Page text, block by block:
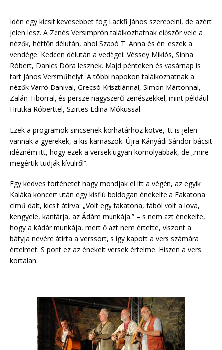
Idén egy kicsit kevesebbet fog Lackfi János szerepelni, de azért
jelen lesz. A Zenés Versimprón találkozhatnak először vele a
nézők, hétfőn délután, ahol Szabó T. Anna és én leszek a
vendége. Kedden délután a vedégei: Véssey Miklós, Sinha
Róbert, Danics Dóra lesznek. Majd pénteken és vasárnap is
tart János Versműhelyt. A többi napokon találkozhatnak a
nézők Varró Danival, Grecsó Krisztiánnal, Simon Mártonnal,
Zalán Tiborral, és persze nagyszerű zenészekkel, mint például
Hrutka Róberttel, Szirtes Edina Mókussal.
Ezek a programok sincsenek korhatárhoz kötve, itt is jelen
vannak a gyerekek, a kis kamaszok. Újra Kányádi Sándor bácsit
idézném itt, hogy ezek a versek ugyan komolyabbak, de „mire
megértik tudják kívülről”.
Egy kedves történetet hagy mondjak el itt a végén, az egyik
Kaláka koncert után egy kisfiú boldogan énekelte a Fakatona
című dalt, kicsit átírva: „Volt egy fakatona, fából volt a lova,
kengyele, kantárja, az Ádám munkája.” – s nem azt énekelte,
hogy a kádár munkája, mert ő azt nem értette, viszont a
bátyja nevére átírta a verssort, s így kapott a vers számára
értelmet. S pont ez az énekelt versek értelme. Hiszen a vers
kortalan.